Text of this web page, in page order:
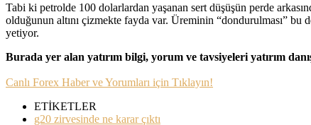
Tabi ki petrolde 100 dolarlardan yaşanan sert düşüşün perde
olduğunun altını çizmekte fayda var. Üreminin “dondurulması”
yetiyor.
Burada yer alan yatırım bilgi, yorum ve tavsiyeleri yatırım
Canlı Forex Haber ve Yorumları için Tıklayın!
ETİKETLER
g20 zirvesinde ne karar çıktı